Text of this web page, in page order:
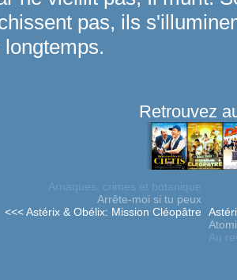
pas, ils
longtemps.
Retrouvez
Arnaques, crimes et botanique
Arrête-moi si tu peux
<<< Astérix & Obélix: Mission Cléopâtre
Au